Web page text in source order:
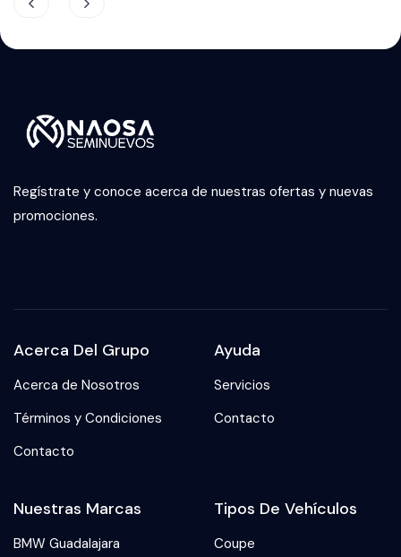
Regístrate y conoce acerca de nuestras ofertas y nuevas
promociones.
Acerca Del Grupo
Acerca de Nosotros
Términos y Condiciones
Contacto
Ayuda
Servicios
Contacto
Nuestras Marcas
BMW Guadalajara
Tipos De Vehículos
Coupe